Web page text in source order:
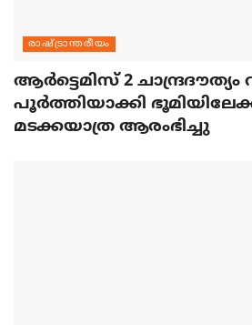
രാഷ്ട്രാന്തരീയം
ആര്‍ട്ടെമിസ് 2
പൂര്‍ത്തിയാക്കി
മടക്കയാത്ര ആരംഭിച്ചു